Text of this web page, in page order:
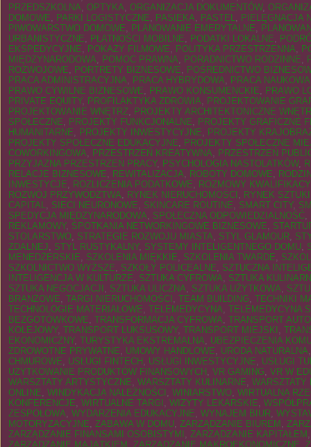
PRZEDSZKOLNA, OPTYKA, ORGANIZACJA DOKUMENTÓW,
DOMOWE, PARKI LOGISTYCZNE, PASIEKA, PASTEL, PIELĘGNACJA
PIWOWARSTWO DOMOWE, PLANOWANIE EMERYTALNE,
URBANISTYCZNE, PŁATNOŚCI MOBILNE, PODATKI LOKALNE,
EKSPEDYCYJNE, POKAZY FILMOWE, POLITYKA PRZESTRZENNA,
MIĘDZYNARODOWA, POMOC PRAWNA, PORADNICTWO RODZINNE,
ROZWOJOWE, PORTRETY BIZNESOWE, POŚREDNICTWO
PRACA ADMINISTRACYJNA, PRACA HYBRYDOWA, PRACA NAUKOWA
PRAWO CYWILNE BIZNESOWE, PRAWO KONSUMENCKIE, PRAWO
PRIVATE EQUITY, PROFILAKTYKA ZDROWIA, PROJEKTOWANIE
PROJEKTOWANIE WNĘTRZ, PROJEKTY ARCHITEKTONICZNE
SPOŁECZNE, PROJEKTY FUNKCJONALNE, PROJEKTY GRAFICZNE
HUMANITARNE, PROJEKTY INWESTYCYJNE, PROJEKTY
PROJEKTY SPOŁECZNE EDUKACYJNE, PROJEKTY SPOŁECZNE
COWORKINGOWA, PRZESTRZEŃ KREATYWNA, PRZESTRZEŃ
PRZYJAZNA PRZESTRZEŃ PRACY, PSYCHOLOGIA NASTOLATKÓW,
RELACJE BIZNESOWE, REWITALIZACJA, ROBOTY DOMOWE,
INWESTYCJE, ROZLICZENIA PODATKOWE, ROZMOWY
ROZWÓJ PRZYWÓDZTWA, RYNEK NIERUCHOMOŚCI , RYNEK SZTUKI
CAPITAL, SIECI NEURONOWE, SKINCARE ROUTINE, SMART CITY,
SPEDYCJA MIĘDZYNARODOWA, SPOŁECZNA ODPOWIEDZIALNOŚĆ,
REKLAMOWY, SPOTKANIA NETWORKINGOWE BIZNESOWE,
STOLARSTWO, STRATEGIE ROZWOJU MIASTA, STYL GLAMOUR,
ZDALNEJ, STYL RUSTYKALNY, SYSTEMY INTELIGENTNEGO DOMU,
MENEDŻERSKIE, SZKOLENIA MIĘKKIE, SZKOLENIA TWARDE,
SZKOLNICTWO WYŻSZE, SZKOŁY POLICEALNE, SZTUCZNA
INTELIGENCJA W KULTURZE, SZTUKA CYFROWA, SZTUKA
SZTUKA NEGOCJACJI , SZTUKA ULICZNA, SZTUKA UŻYTKOWA,
BRANŻOWE, TARGI NIERUCHOMOŚCI , TEAM BUILDING, TECHNIKI
TECHNOLOGIE MATERIAŁOWE, TELEMEDYCYNA, TELEMEDYCYNA
BEZGOTÓWKOWE, TRANSFORMACJA CYFROWA, TRANSPORT
KOLEJOWY, TRANSPORT LUKSUSOWY, TRANSPORT MIEJSKI ,
EKONOMICZNY, TURYSTYKA EKSTREMALNA, UBEZPIECZENIA
ZDROWOTNE PRYWATNE, UMOWY HANDLOWE, URODA NATURALNA
CHMUROWE, USŁUGI FINTECH , USŁUGI INWESTYCYJNE, USŁUGI
UŻYTKOWANIE PRODUKTÓW FINANSOWYCH , VR GAMING, VR W
WARSZTATY ARTYSTYCZNE, WARSZTATY KULINARNE, WARSZTATY
ONLINE, WINDYKACJA NALEŻNOŚCI , WINIARSTWO, WIRTUALNA
KONFERENCJE, WIRTUALNE TARGI , WIZYTY LEKARSKIE,
ZESPOŁOWA, WYDARZENIA EDUKACYJNE, WYNAJEM BIUR,
MOTORYZACYJNE, ZABAWA W DOMU, ZARZĄDZANIE BIUREM ,
ZARZĄDZANIE FINANSAMI OSOBISTYMI , ZARZĄDZANIE KAPITAŁEM
ZARZĄDZANIE MAJĄTKIEM , ZARZĄDZANIE MAKROEKONOMICZNE,